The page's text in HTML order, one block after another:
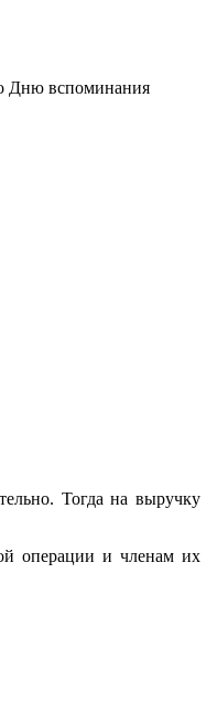
Дню вспоминания
Тогда на выручку
операции и членам их